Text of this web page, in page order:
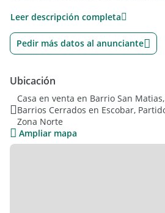
Habitación en suite con vestidor y
Planta Alta: playroom enorme. Y una
el uso que prefieras. Un dormitorio
Leer descripción completa
Pedir más datos al anunciante
Ubicación
Casa en venta en Barrio San
Barrios Cerrados en Escobar,
Zona Norte
Ampliar mapa